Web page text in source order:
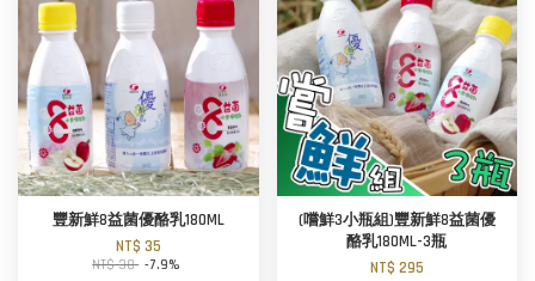
豐新鮮8益菌優酪乳180ML
NT$ 35
NT$ 38 -7.9%
(嚐鮮3小瓶組)豐新鮮8益菌優
酪乳180ML-3瓶
NT$ 295